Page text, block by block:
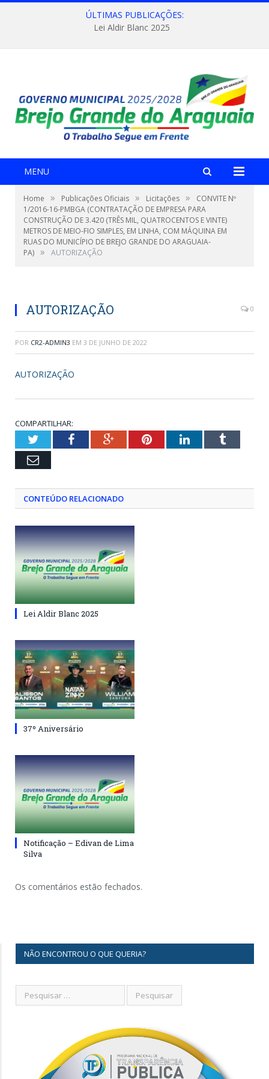
ÚLTIMAS PUBLICAÇÕES:
Lei Aldir Blanc 2025
MENU
Home » Publicações Oficiais » Licitações »
CONVITE Nº
1/2016-16-PMBGA (CONTRATAÇÃO DE EMPRESA PARA
CONSTRUÇÃO DE 3.420 (TRÊS MIL, QUATROCENTOS E VINTE)
METROS DE MEIO-FIO SIMPLES, EM LINHA, COM MÁQUINA EM
RUAS DO MUNICÍPIO DE BREJO GRANDE DO ARAGUAIA-
PA) » AUTORIZAÇÃO
AUTORIZAÇÃO 0
POR CR2-ADMIN3 EM 3 DE JUNHO DE 2022
AUTORIZAÇÃO
COMPARTILHAR:
TwitterFacebookGoogle+PinterestLinkedInTumblr
Email
CONTEÚDO RELACIONADO
Lei Aldir Blanc 2025
37º Aniversário
Notificação – Edivan de Lima
Silva
Os comentários estão fechados.
NÃO ENCONTROU O QUE QUERIA?